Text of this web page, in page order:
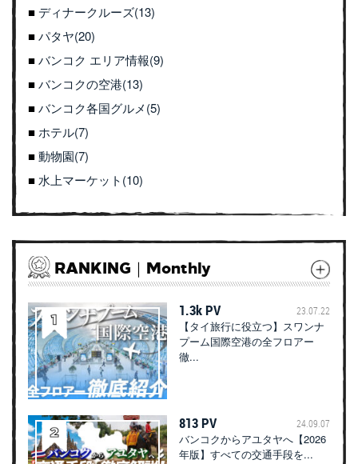
ディナークルーズ(13)
パタヤ(20)
バンコク エリア情報(9)
バンコクの空港(13)
バンコク各国グルメ(5)
ホテル(7)
動物園(7)
水上マーケット(10)
RANKING｜Monthly
1.3k PV 23.07.22
【タイ旅行に役立つ】スワンナ
プーム国際空港の全フロアー
徹...
813 PV 24.09.07
バンコクからアユタヤへ【2026
年版】すべての交通手段を...